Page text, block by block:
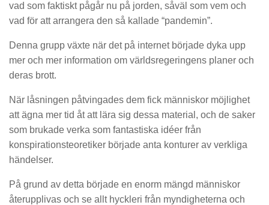
vad som faktiskt pågår nu på jorden, såväl som vem och
vad för att arrangera den så kallade “pandemin”.
Denna grupp växte när det på internet började dyka upp
mer och mer information om världsregeringens planer och
deras brott.
När låsningen påtvingades dem fick människor möjlighet
att ägna mer tid åt att lära sig dessa material, och de saker
som brukade verka som fantastiska idéer från
konspirationsteoretiker började anta konturer av verkliga
händelser.
På grund av detta började en enorm mängd människor
återupplivas och se allt hyckleri från myndigheterna och